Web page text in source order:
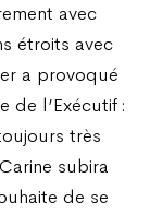
avec
étroits avec
a provoqué
de l’Exécutif :
très
subira
de se